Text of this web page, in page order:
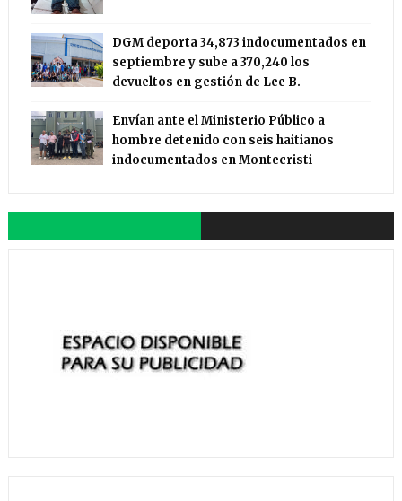
DGM deporta 34,873 indocumentados en
septiembre y sube a 370,240 los
devueltos en gestión de Lee B.
Envían ante el Ministerio Público a
hombre detenido con seis haitianos
indocumentados en Montecristi